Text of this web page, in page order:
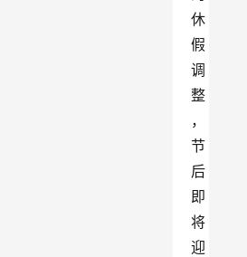
休
假
调
整
，
节
后
即
将
迎